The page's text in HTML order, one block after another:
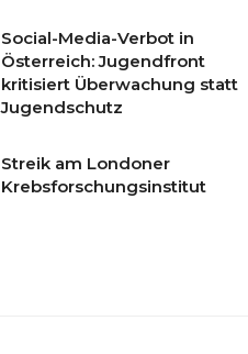
Social-Media-Verbot in
Österreich: Jugendfront
kritisiert Überwachung statt
Jugendschutz
Streik am Londoner
Krebsforschungsinstitut